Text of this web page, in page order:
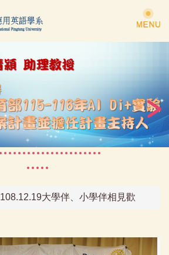
108.12.19大學伴、小學伴相見歡